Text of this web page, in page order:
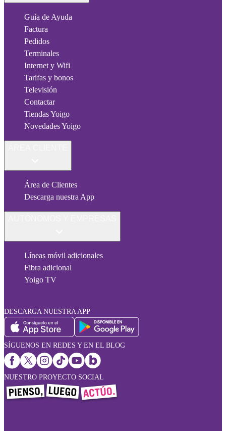
Guía de Ayuda
Factura
Pedidos
Terminales
Internet y Wifi
Tarifas y bonos
Televisión
Contactar
Tiendas Yoigo
Novedades Yoigo
Área de Clientes
Descarga nuestra App
Líneas móvil adicionales
Fibra adicional
Yoigo TV
DESCARGA NUESTRA APP
SÍGUENOS EN REDES Y EN EL BLOG
NUESTRO PROYECTO SOCIAL